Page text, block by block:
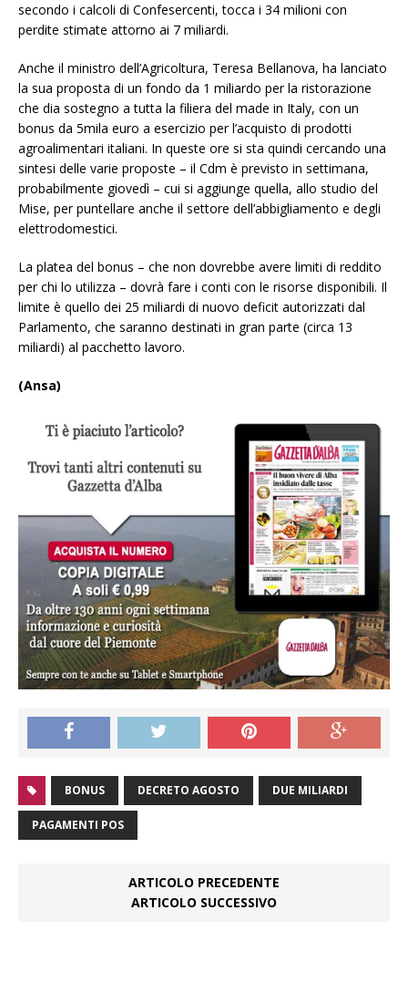
secondo i calcoli di Confesercenti, tocca i 34 milioni con
perdite stimate attorno ai 7 miliardi.
Anche il ministro dell’Agricoltura, Teresa Bellanova, ha lanciato
la sua proposta di un fondo da 1 miliardo per la ristorazione
che dia sostegno a tutta la filiera del made in Italy, con un
bonus da 5mila euro a esercizio per l’acquisto di prodotti
agroalimentari italiani. In queste ore si sta quindi cercando una
sintesi delle varie proposte – il Cdm è previsto in settimana,
probabilmente giovedì – cui si aggiunge quella, allo studio del
Mise, per puntellare anche il settore dell’abbigliamento e degli
elettrodomestici.
La platea del bonus – che non dovrebbe avere limiti di reddito
per chi lo utilizza – dovrà fare i conti con le risorse disponibili. Il
limite è quello dei 25 miliardi di nuovo deficit autorizzati dal
Parlamento, che saranno destinati in gran parte (circa 13
miliardi) al pacchetto lavoro.
(Ansa)
BONUS DECRETO AGOSTO DUE MILIARDI
PAGAMENTI POS
ARTICOLO PRECEDENTE
ARTICOLO SUCCESSIVO